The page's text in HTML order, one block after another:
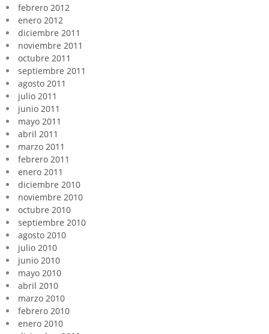
febrero 2012
enero 2012
diciembre 2011
noviembre 2011
octubre 2011
septiembre 2011
agosto 2011
julio 2011
junio 2011
mayo 2011
abril 2011
marzo 2011
febrero 2011
enero 2011
diciembre 2010
noviembre 2010
octubre 2010
septiembre 2010
agosto 2010
julio 2010
junio 2010
mayo 2010
abril 2010
marzo 2010
febrero 2010
enero 2010